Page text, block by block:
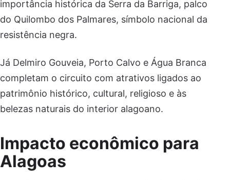
importância histórica da Serra da Barriga, palco
do Quilombo dos Palmares, símbolo nacional da
resistência negra.
Já Delmiro Gouveia, Porto Calvo e Água Branca
completam o circuito com atrativos ligados ao
patrimônio histórico, cultural, religioso e às
belezas naturais do interior alagoano.
Impacto econômico para
Alagoas